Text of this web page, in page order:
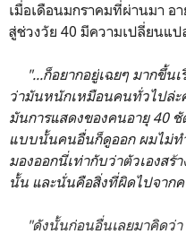
เมื่อเดือนมกราคมที่ผ่านมา อ
สู่ช่วงวัย 40 มีความเปลี่ยนแ
"...ก็อยากอยู่เฉยๆ มากขึ้นเ
ว่ามันหนักเหมือนคนทั่วไปล่ะ
มันการแสดงของคนอายุ 40 ชั
แบบนั้นคนอื่นก็ดูออก ผมไม่ท
มองออกนี่เท่ากับว่าตัวเองส
นั้น และนั่นคือสิ่งที่ผิดไปจากค
"ดังนั้นก่อนอื่นเลยมาคิดว่า